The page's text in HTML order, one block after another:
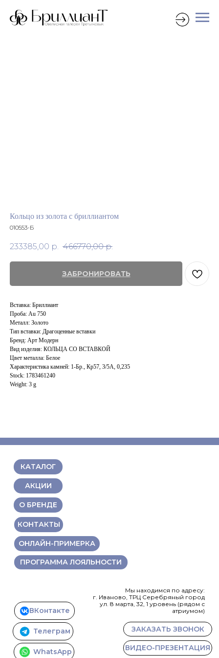
Кольцо из золота с бриллиантом
010553-Б
233385,00 р. 466770,00 р.
ЗАБРОНИРОВАТЬ
Вставка: Бриллиант
Проба: Au 750
Металл: Золото
Тип вставки: Драгоценные вставки
Бренд: Арт Модерн
Вид изделия: КОЛЬЦА СО ВСТАВКОЙ
Цвет металла: Белое
Характеристика камней: 1-Бр., Кр57, 3/5А, 0,235
Stock: 1783461240
Weight: 3 g
Мы находимся по адресу:
г. Иваново, ТРЦ Серебряный город
ул. 8 марта, 32, 1 уровень (рядом с
атриумом)
КАТАЛОГ
АКЦИИ
О БРЕНДЕ
КОНТАКТЫ
ОНЛАЙН-ПРИМЕРКА
ПРОГРАММА ЛОЯЛЬНОСТИ
ВКонтакте
Телеграм
WhatsApp
ЗАКАЗАТЬ ЗВОНОК
ВИДЕО-ПРЕЗЕНТАЦИЯ